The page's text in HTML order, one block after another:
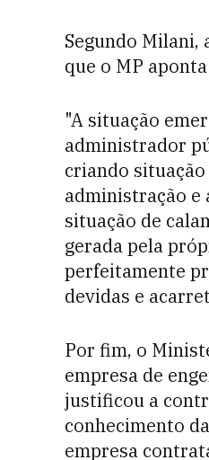
Segundo Milani,
que o MP
"A situação
administrador
criando
administração e
situação de
gerada pela
perfeitamente
devidas e
Por fim, o
empresa de
justificou a
conhecimento
empresa